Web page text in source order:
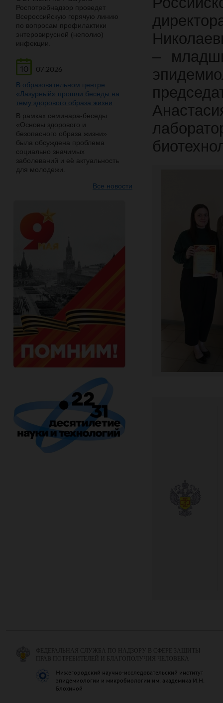
Роспотребнадзор проведет
Всероссийскую горячую линию
по вопросам профилактики
энтеровирусной (неполио)
инфекции.
10
07.2026
В образовательном центре
«Лазурный» прошли беседы на
тему здорового образа жизни
В рамках семинара-беседы
«Основы здорового и
безопасного образа жизни»
была обсуждена проблема
социально значимых
заболеваний и её актуальность
для молодежи.
Все новости
–
ФЕДЕРАЛЬНАЯ СЛУЖБА ПО НАДЗОРУ В СФЕРЕ ЗАЩИТЫ
ПРАВ ПОТРЕБИТЕЛЕЙ И БЛАГОПОЛУЧИЯ ЧЕЛОВЕКА
Нижегородский научно-исследовательский институт
эпидемиологии и микробиологии им. академика И.Н.
Блохиной